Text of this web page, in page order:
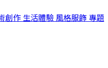
創作 生活體驗 風格服飾 專題